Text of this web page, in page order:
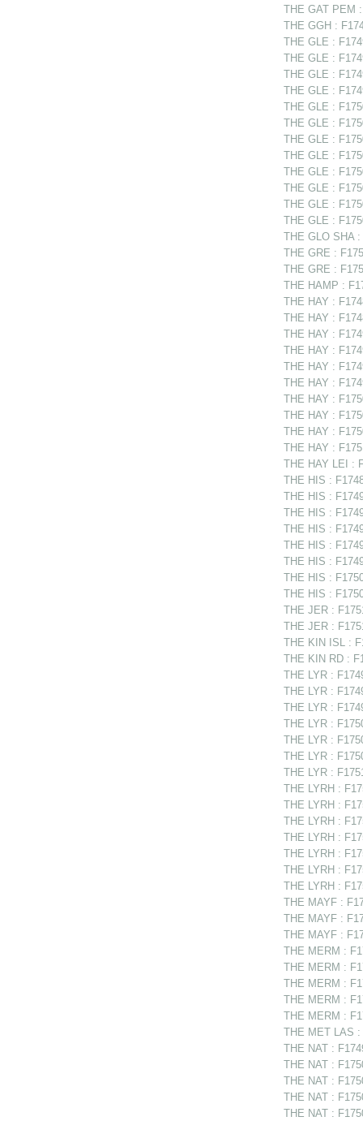
THE GAT PEM
THE GGH :
THE GLE :
THE GLE :
THE GLE :
THE GLE :
THE GLE :
THE GLE :
THE GLE :
THE GLE :
THE GLE :
THE GLE :
THE GLE :
THE GLE :
THE GLO SHA
THE GRE :
THE GRE :
THE HAMP :
THE HAY :
THE HAY :
THE HAY :
THE HAY :
THE HAY :
THE HAY :
THE HAY :
THE HAY :
THE HAY :
THE HAY :
THE HAY LEI :
THE HIS :
THE HIS :
THE HIS :
THE HIS :
THE HIS :
THE HIS :
THE HIS :
THE HIS :
THE JER :
THE JER :
THE KIN ISL :
THE KIN RD :
THE LYR :
THE LYR :
THE LYR :
THE LYR :
THE LYR :
THE LYR :
THE LYR :
THE LYRH :
THE LYRH :
THE LYRH :
THE LYRH :
THE LYRH :
THE LYRH :
THE LYRH :
THE MAYF :
THE MAYF :
THE MAYF :
THE MERM :
THE MERM :
THE MERM :
THE MERM :
THE MERM :
THE MET LAS :
THE NAT :
THE NAT :
THE NAT :
THE NAT :
THE NAT :